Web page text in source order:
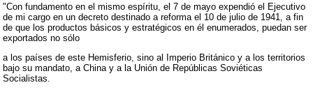
"Con fundamento en el mismo espíritu, el 7 de mayo expendió el Ejecutivo
de mi cargo en un decreto destinado a reforma el 10 de julio de 1941, a fin
de que los productos básicos y estratégicos en él enumerados, puedan ser
exportados no sólo
a los países de este Hemisferio, sino al Imperio Británico y a los territorios
bajo su mandato, a China y a la Unión de Repúblicas Soviéticas
Socialistas.